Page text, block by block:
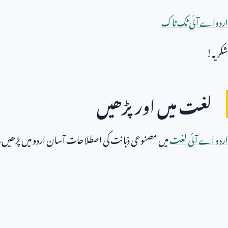
اردواے آئی ٹک ٹاک
شکریہ!
لغت میں اور پڑھیں
اردو اے آئی لغتمیں مصنوعی ذہانت کی اصطلاحات آسان اردو میں